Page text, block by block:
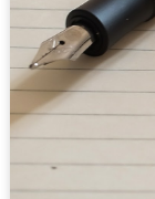
Le design du corps
de forme